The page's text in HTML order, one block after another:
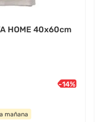
HOME 40x60cm
-14%
mañana